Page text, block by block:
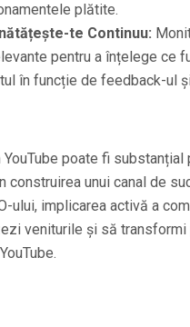
plătite.
te Continuu:
pentru a înțelege ce
în funcție de feedback-ul
poate fi
unui canal de
ului, implicarea activă a
veniturile și să transformi